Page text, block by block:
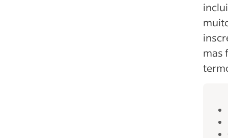
mas